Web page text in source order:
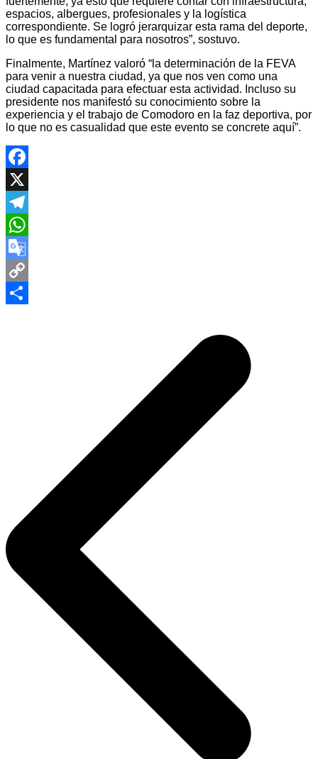
espacios, albergues, profesionales y la logística
correspondiente. Se logró jerarquizar esta rama del deporte,
lo que es fundamental para nosotros”, sostuvo.
Finalmente, Martínez valoró “la determinación de la FEVA
para venir a nuestra ciudad, ya que nos ven como una
ciudad capacitada para efectuar esta actividad. Incluso su
presidente nos manifestó su conocimiento sobre la
experiencia y el trabajo de Comodoro en la faz deportiva, por
lo que no es casualidad que este evento se concrete aquí”.
Facebook
X
Telegram
WhatsApp
Google
Translate
Copy